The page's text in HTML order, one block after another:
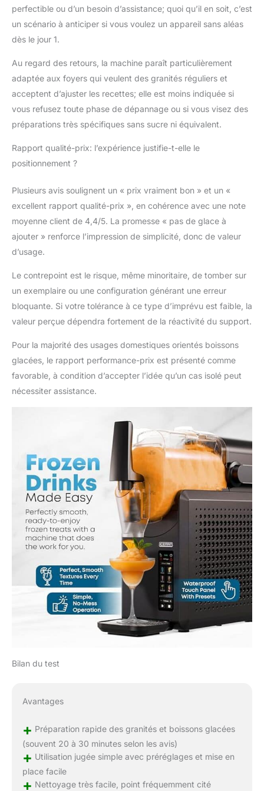
perfectible ou d’un besoin d’assistance; quoi qu’il en soit, c’est
un scénario à anticiper si vous voulez un appareil sans aléas
dès le jour 1.
Au regard des retours, la machine paraît particulièrement
adaptée aux foyers qui veulent des granités réguliers et
acceptent d’ajuster les recettes; elle est moins indiquée si
vous refusez toute phase de dépannage ou si vous visez des
préparations très spécifiques sans sucre ni équivalent.
Rapport qualité-prix: l’expérience justifie-t-elle le
positionnement ?
Plusieurs avis soulignent un « prix vraiment bon » et un «
excellent rapport qualité-prix », en cohérence avec une note
moyenne client de 4,4/5. La promesse « pas de glace à
ajouter » renforce l’impression de simplicité, donc de valeur
d’usage.
Le contrepoint est le risque, même minoritaire, de tomber sur
un exemplaire ou une configuration générant une erreur
bloquante. Si votre tolérance à ce type d’imprévu est faible, la
valeur perçue dépendra fortement de la réactivité du support.
Pour la majorité des usages domestiques orientés boissons
glacées, le rapport performance-prix est présenté comme
favorable, à condition d’accepter l’idée qu’un cas isolé peut
nécessiter assistance.
Bilan du test
Avantages
+ Préparation rapide des granités et boissons glacées
(souvent 20 à 30 minutes selon les avis)
+ Utilisation jugée simple avec préréglages et mise en
place facile
+ Nettoyage très facile, point fréquemment cité